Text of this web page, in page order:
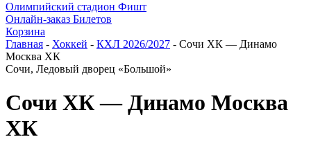
Олимпийский стадион Фишт
Онлайн-заказ Билетов
Корзина
Главная - Хоккей - КХЛ 2026/2027 - Сочи ХК — Динамо
Москва ХК
Сочи, Ледовый дворец «Большой»
Сочи ХК — Динамо Москва
ХК